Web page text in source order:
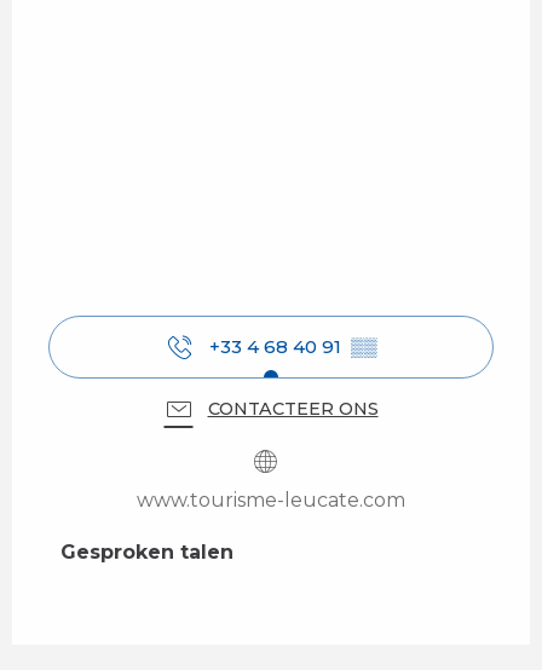
+33 4 68 40 91 ▒▒
CONTACTEER ONS
www.tourisme-leucate.com
Gesproken talen
Gesproken talen